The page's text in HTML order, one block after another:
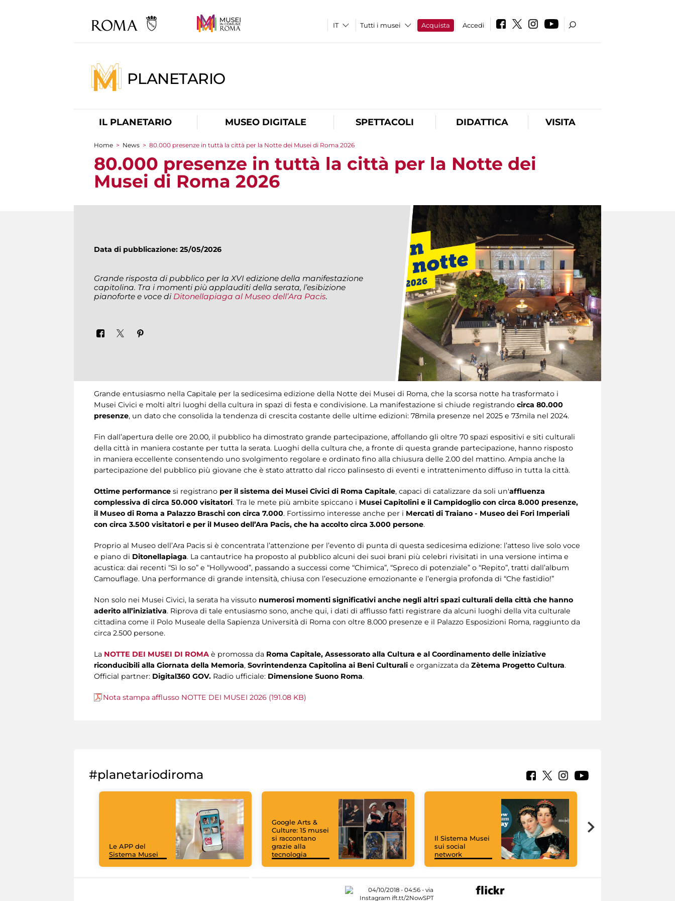
Tutti i musei Acquista Accedi
PLANETARIO
IL PLANETARIO MUSEO DIGITALE SPETTACOLI DIDATTICA VISITA
Tu sei qui
Home > News > 80.000 presenze in tuttà la città per la Notte dei Musei di Roma 2026
80.000 presenze in tuttà la città per la Notte dei
Musei di Roma 2026
Data di pubblicazione: 25/05/2026
Grande risposta di pubblico per la XVI edizione della manifestazione
capitolina. Tra i momenti più applauditi della serata, l’esibizione
pianoforte e voce di Ditonellapiaga al Museo dell’Ara Pacis.
Grande entusiasmo nella Capitale per la sedicesima edizione della Notte dei Musei di Roma, che la scorsa notte ha trasformato i
Musei Civici e molti altri luoghi della cultura in spazi di festa e condivisione. La manifestazione si chiude registrando circa 80.000
presenze, un dato che consolida la tendenza di crescita costante delle ultime edizioni: 78mila presenze nel 2025 e 73mila nel 2024.
Fin dall’apertura delle ore 20.00, il pubblico ha dimostrato grande partecipazione, affollando gli oltre 70 spazi espositivi e siti culturali
della città in maniera costante per tutta la serata. Luoghi della cultura che, a fronte di questa grande partecipazione, hanno risposto
in maniera eccellente consentendo uno svolgimento regolare e ordinato fino alla chiusura delle 2.00 del mattino. Ampia anche la
partecipazione del pubblico più giovane che è stato attratto dal ricco palinsesto di eventi e intrattenimento diffuso in tutta la città.
Ottime performance si registrano per il sistema dei Musei Civici di Roma Capitale, capaci di catalizzare da soli un'affluenza
complessiva di circa 50.000 visitatori. Tra le mete più ambite spiccano i Musei Capitolini e il Campidoglio con circa 8.000 presenze,
il Museo di Roma a Palazzo Braschi con circa 7.000. Fortissimo interesse anche per i Mercati di Traiano - Museo dei Fori Imperiali
con circa 3.500 visitatori e per il Museo dell’Ara Pacis, che ha accolto circa 3.000 persone.
Proprio al Museo dell’Ara Pacis si è concentrata l’attenzione per l’evento di punta di questa sedicesima edizione: l’atteso live solo voce
e piano di Ditonellapiaga. La cantautrice ha proposto al pubblico alcuni dei suoi brani più celebri rivisitati in una versione intima e
acustica: dai recenti “Sì lo so” e “Hollywood”, passando a successi come “Chimica”, “Spreco di potenziale” o “Repito”, tratti dall’album
Camouflage. Una performance di grande intensità, chiusa con l’esecuzione emozionante e l’energia profonda di “Che fastidio!”
Non solo nei Musei Civici, la serata ha vissuto numerosi momenti significativi anche negli altri spazi culturali della città che hanno
aderito all’iniziativa. Riprova di tale entusiasmo sono, anche qui, i dati di afflusso fatti registrare da alcuni luoghi della vita culturale
cittadina come il Polo Museale della Sapienza Università di Roma con oltre 8.000 presenze e il Palazzo Esposizioni Roma, raggiunto da
circa 2.500 persone.
La NOTTE DEI MUSEI DI ROMA è promossa da Roma Capitale, Assessorato alla Cultura e al Coordinamento delle iniziative
riconducibili alla Giornata della Memoria, Sovrintendenza Capitolina ai Beni Culturali e organizzata da Zètema Progetto Cultura.
Official partner: Digital360 GOV. Radio ufficiale: Dimensione Suono Roma.
Nota stampa afflusso NOTTE DEI MUSEI 2026 (191.08 KB)
#planetariodiroma
Le APP del
Sistema Musei
Google Arts &
Culture: 15 musei
si raccontano
grazie alla
tecnologia
Il Sistema Musei
sui social
network